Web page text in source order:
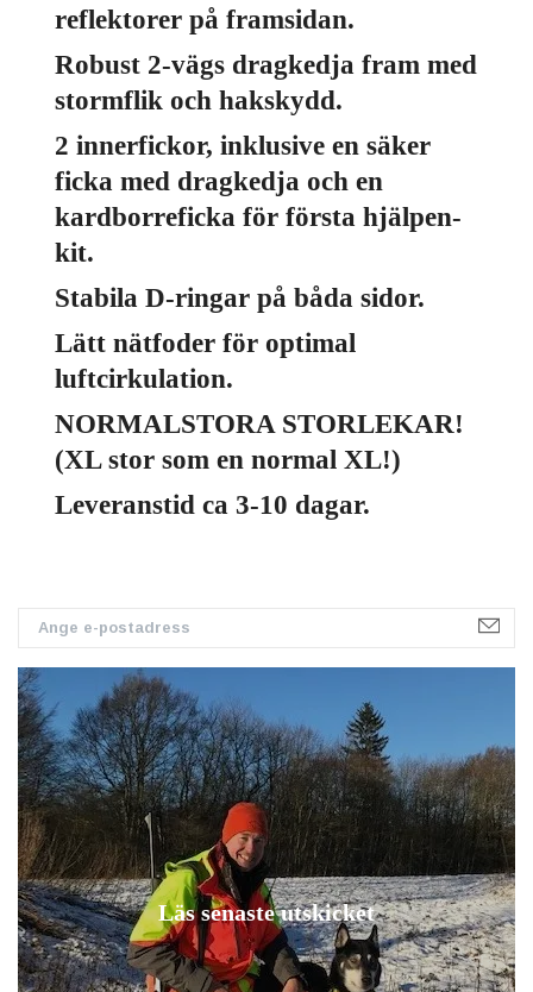
Läs senaste utskicket
reflektorer på framsidan.
Robust 2-vägs dragkedja fram med
stormflik och hakskydd.
2 innerfickor, inklusive en säker
ficka med dragkedja och en
kardborreficka för första hjälpen-
kit.
Stabila D-ringar på båda sidor.
Lätt nätfoder för optimal
luftcirkulation.
NORMALSTORA STORLEKAR!
(XL stor som en normal XL!)
Leveranstid ca 3-10 dagar.